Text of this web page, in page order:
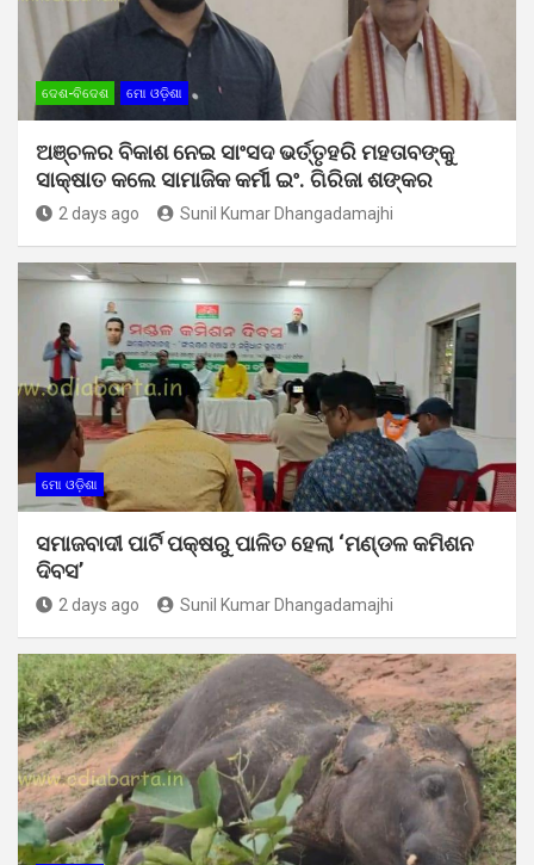
ଦେଶ-ବିଦେଶ ମୋ ଓଡ଼ିଶା
ଅଞ୍ଚଳର ବିକାଶ ନେଇ ସାଂସଦ ଭର୍ତ୍ତୃହରି ମହତାବଙ୍କୁ
ସାକ୍ଷାତ କଲେ ସାମାଜିକ କର୍ମୀ ଇଂ. ଗିରିଜା ଶଙ୍କର
2 days ago Sunil Kumar Dhangadamajhi
ମୋ ଓଡ଼ିଶା
ସମାଜବାଦୀ ପାର୍ଟି ପକ୍ଷରୁ ପାଳିତ ହେଲା ‘ମଣ୍ଡଳ କମିଶନ
ଦିବସ’
2 days ago Sunil Kumar Dhangadamajhi